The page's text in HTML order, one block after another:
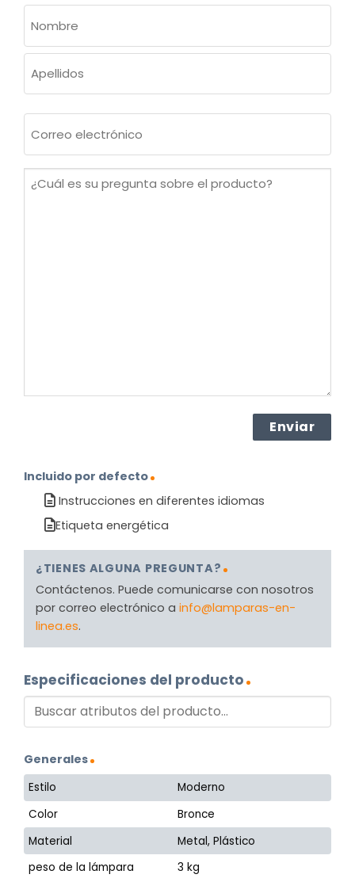
(OBLIGATORIO)
Nombre
electrónico
¿Cuál
Incluido por defecto
Instrucciones en diferentes idiomas
Etiqueta energética
¿TIENES ALGUNA PREGUNTA?
Contáctenos. Puede comunicarse con nosotros
por correo electrónico a info@lamparas-en-
linea.es.
Especificaciones del producto
Generales
Estilo
Moderno
Color
Bronce
Material
Metal, Plástico
peso de la lámpara
3 kg